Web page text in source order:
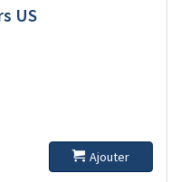
US
Ajouter